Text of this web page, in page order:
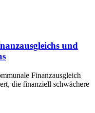
und
Finanzausgleich
die finanziell schwächere